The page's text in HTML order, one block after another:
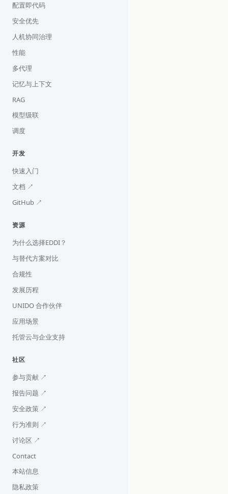
配置即代码
安全优先
人机协同治理
性能
多代理
记忆与上下文
RAG
模型级联
调度
开发
快速入门
文档 ↗
GitHub ↗
资源
为什么选择EDDI？
与替代方案对比
合规性
发展历程
UNIDO 合作伙伴
应用场景
托管云与企业支持
社区
参与贡献 ↗
报告问题 ↗
安全政策 ↗
行为准则 ↗
讨论区 ↗
Contact
本站信息
隐私政策